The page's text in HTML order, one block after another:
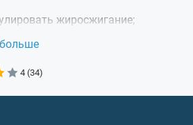
жиросжигание;
энергии, которая
4 (34)